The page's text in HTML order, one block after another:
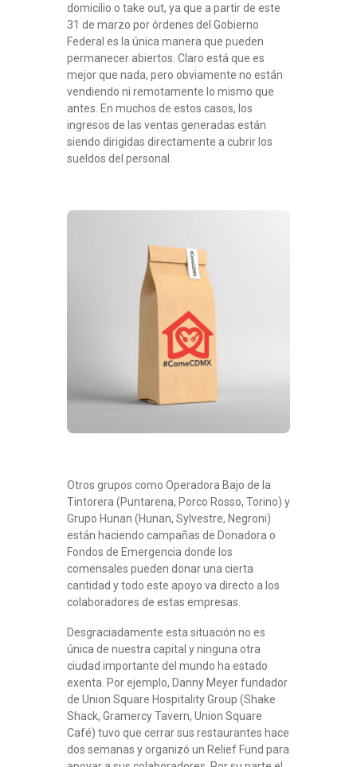
domicilio o take out, ya que a partir de este
31 de marzo por órdenes del Gobierno
Federal es la única manera que pueden
permanecer abiertos. Claro está que es
mejor que nada, pero obviamente no están
vendiendo ni remotamente lo mismo que
antes. En muchos de estos casos, los
ingresos de las ventas generadas están
siendo dirigidas directamente a cubrir los
sueldos del personal.
Otros grupos como Operadora Bajo de la
Tintorera (Puntarena, Porco Rosso, Torino) y
Grupo Hunan (Hunan, Sylvestre, Negroni)
están haciendo campañas de Donadora o
Fondos de Emergencia donde los
comensales pueden donar una cierta
cantidad y todo este apoyo va directo a los
colaboradores de estas empresas.
Desgraciadamente esta situación no es
única de nuestra capital y ninguna otra
ciudad importante del mundo ha estado
exenta. Por ejemplo, Danny Meyer fundador
de Union Square Hospitality Group (Shake
Shack, Gramercy Tavern, Union Square
Café) tuvo que cerrar sus restaurantes hace
dos semanas y organizó un Relief Fund para